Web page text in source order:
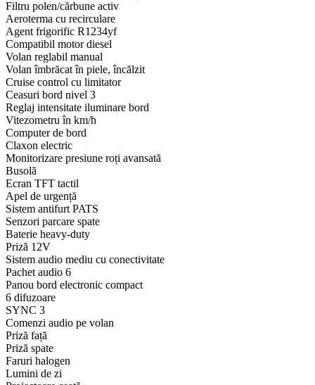
Filtru polen/cărbune activ
Aeroterma cu recirculare
Agent frigorific R1234yf
Compatibil motor diesel
Volan reglabil manual
Volan îmbrăcat în piele, încălzit
Cruise control cu limitator
Ceasuri bord nivel 3
Reglaj intensitate iluminare bord
Vitezometru în km/h
Computer de bord
Claxon electric
Monitorizare presiune roți avansată
Busolă
Ecran TFT tactil
Apel de urgență
Sistem antifurt PATS
Senzori parcare spate
Baterie heavy-duty
Priză 12V
Sistem audio mediu cu conectivitate
Pachet audio 6
Panou bord electronic compact
6 difuzoare
SYNC 3
Comenzi audio pe volan
Priză față
Priză spate
Faruri halogen
Lumini de zi